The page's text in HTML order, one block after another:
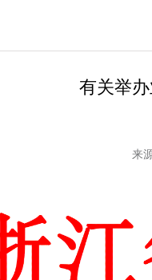
有关举
来